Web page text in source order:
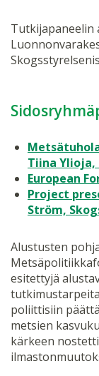
Tutkijapaneelin
Tiina Ylioja,
European
Project
Ström,
Alustusten
esitettyjä
poliittisiin
metsien
kärkeen